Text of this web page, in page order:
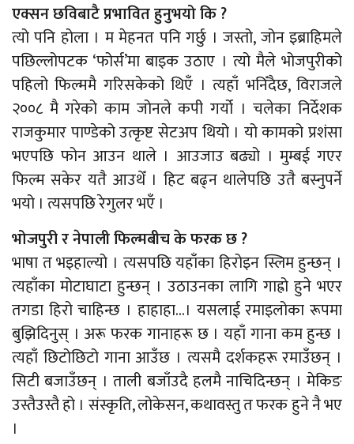
एक्सन छविबाटै प्रभावित हुनुभयो कि ?
त्यो पनि होला । म मेहनत पनि गर्छु । जस्तो, जोन इब्राहिमले
पछिल्लोपटक ‘फोर्स’मा बाइक उठाए । त्यो मैले भोजपुरीको
पहिलो फिल्ममै गरिसकेको थिएँ । त्यहाँ भनिँदैछ, विराजले
२००८ मै गरेको काम जोनले कपी गर्यो । चलेका निर्देशक
राजकुमार पाण्डेको उत्कृष्ट सेटअप थियो । यो कामको प्रशंसा
भएपछि फोन आउन थाले । आउजाउ बढ्यो । मुम्बई गएर
फिल्म सकेर यतै आउथेँ । हिट बढ्न थालेपछि उतै बस्नुपर्ने
भयो । त्यसपछि रेगुलर भएँ ।
भोजपुरी र नेपाली फिल्मबीच के फरक छ ?
भाषा त भइहाल्यो । त्यसपछि यहाँका हिरोइन स्लिम हुन्छन् ।
त्यहाँका मोटाघाटा हुन्छन् । उठाउनका लागि गाह्रो हुने भएर
तगडा हिरो चाहिन्छ । हाहाहा…। यसलाई रमाइलोका रूपमा
बुझिदिनुस् । अरू फरक गानाहरू छ । यहाँ गाना कम हुन्छ ।
त्यहाँ छिटोछिटो गाना आउँछ । त्यसमै दर्शकहरू रमाउँछन् ।
सिटी बजाउँछन् । ताली बजाँउदै हलमै नाचिदिन्छन् । मेकिङ
उस्तैउस्तै हो । संस्कृति, लोकेसन, कथावस्तु त फरक हुने नै भए
।